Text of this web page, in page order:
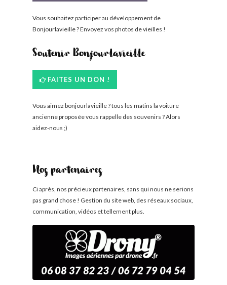
Vous souhaitez participer au développement de
Bonjourlavieille ? Envoyez vos photos de vieilles !
Soutenir Bonjourlavieille
FAITES UN DON !
Vous aimez bonjourlavieille ? tous les matins la voiture
ancienne proposée vous rappelle des souvenirs ? Alors
aidez-nous ;)
Nos partenaires
Ci après, nos précieux partenaires, sans qui nous ne serions
pas grand chose ! Gestion du site web, des réseaux sociaux,
communication, vidéos et tellement plus.